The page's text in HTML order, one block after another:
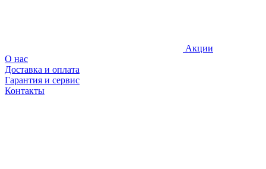
Акции
О нас
Доставка и оплата
Гарантия и сервис
Контакты